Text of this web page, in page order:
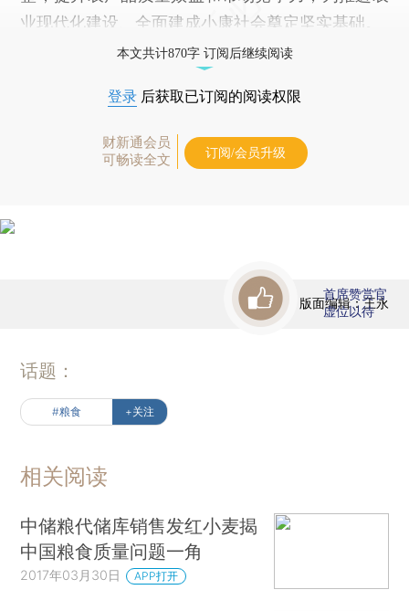
业现代化建设、全面建成小康社会奠定坚实基础。
本文共计870字 订阅后继续阅读
登录 后获取已订阅的阅读权限
财新通会员
可畅读全文
订阅/会员升级
版面编辑：王永
首席赞赏官
虚位以待
话题：
#粮食 +关注
相关阅读
中储粮代储库销售发红小麦揭
中国粮食质量问题一角
2017年03月30日 APP打开